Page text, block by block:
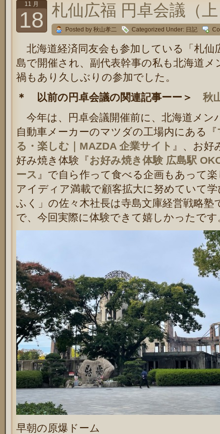
11 月
18 札仙広福 円卓会議（
Posted by 秋山孝二 Categorized Under: 日記
北海道経済同友会も参加している「札仙
島で開催され、副代表幹事の私も北海道
禍もあり久しぶりの参加でした。
＊ 以前の円卓会議の関連記事ーー＞ 秋
今年は、円卓会議開催前に、北海道メン
自動車メーカーのマツダの工場内にある『
る・楽しむ｜MAZDA 企業サイト 』、お好
好み焼き体験『お好み焼き体験 広島駅
ース 』で自ら作って食べる企画もあって
アイディア満載で顧客拡大に努めていて
ふく」の佐々木社長は寺島文庫経営戦略
で、今回実際に体験できて嬉しかったです
早朝の原爆ドーム